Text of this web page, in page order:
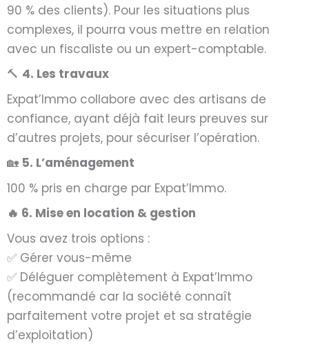
90 % des clients). Pour les situations plus
complexes, il pourra vous mettre en relation
avec un fiscaliste ou un expert-comptable.
🔨 4. Les travaux
Expat’Immo collabore avec des artisans de
confiance, ayant déjà fait leurs preuves sur
d’autres projets, pour sécuriser l’opération.
🏡 5. L’aménagement
100 % pris en charge par Expat’Immo.
🔥 6. Mise en location & gestion
Vous avez trois options :
✅ Gérer vous-même
✅ Déléguer complètement à Expat’Immo
(recommandé car la société connaît
parfaitement votre projet et sa stratégie
d’exploitation)